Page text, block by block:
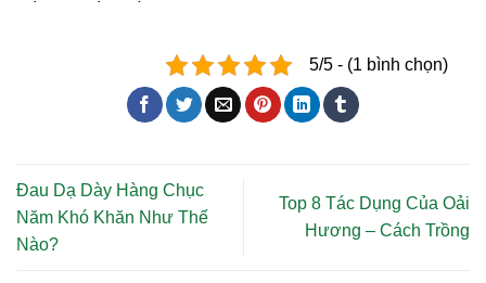
5/5 - (1 bình chọn)
Đau Dạ Dày Hàng Chục
Năm Khó Khăn Như Thế
Nào?
Top 8 Tác Dụng Của Oải
Hương – Cách Trồng